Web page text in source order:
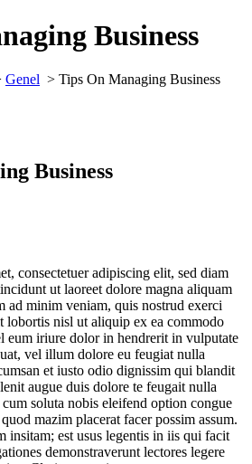
Business
Genel > Tips On Managing Business
Business
consectetuer adipiscing elit, sed diam
ut laoreet dolore magna aliquam
ad minim veniam, quis nostrud exerci
lobortis nisl ut aliquip ex ea commodo
eum iriure dolor in hendrerit in vulputate
vel illum dolore eu feugiat nulla
et iusto odio dignissim qui blandit
augue duis dolore te feugait nulla
soluta nobis eleifend option congue
mazim placerat facer possim assum.
insitam; est usus legentis in iis qui facit
demonstraverunt lectores legere